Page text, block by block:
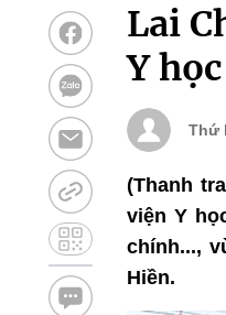
Lai
Y
Thứ
(Thanh
viện Y
chính...,
Hiền.